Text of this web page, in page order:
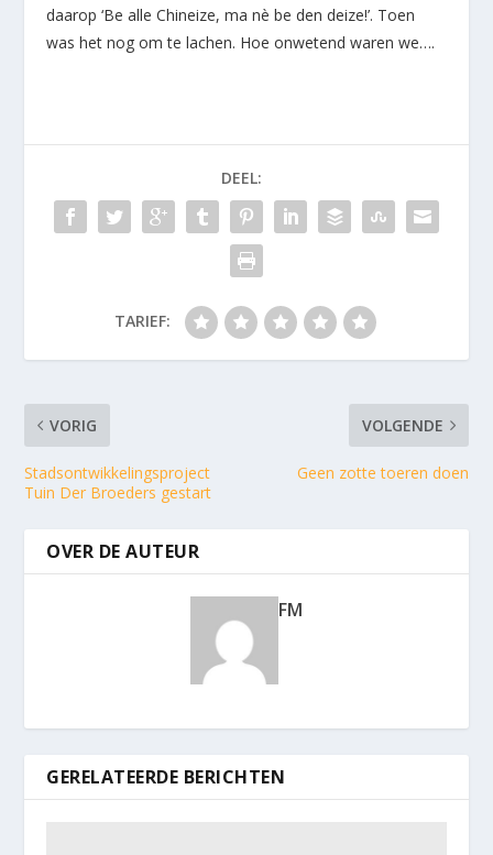
daarop ‘Be alle Chineize, ma nè be den deize!’. Toen
was het nog om te lachen. Hoe onwetend waren we….
DEEL:
TARIEF:
VORIG
Stadsontwikkelingsproject
Tuin Der Broeders gestart
VOLGENDE
Geen zotte toeren doen
OVER DE AUTEUR
FM
GERELATEERDE BERICHTEN